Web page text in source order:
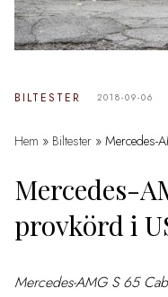
BILTESTER 2018-09-06
Hem » Biltester » Mercedes-
Mercedes-
provkörd i
Mercedes-AMG S 65